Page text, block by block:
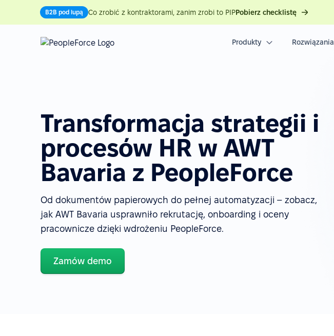
B2B pod lupą Co zrobić z kontraktorami, zanim zrobi to PIPPobierz checklistę
Produkty Rozwiązania
Transformacja strategii i
procesów HR w AWT
Bavaria z PeopleForce
Od dokumentów papierowych do pełnej automatyzacji – zobacz,
jak AWT Bavaria usprawniło rekrutację, onboarding i oceny
pracownicze dzięki wdrożeniu PeopleForce.
Zamów demo